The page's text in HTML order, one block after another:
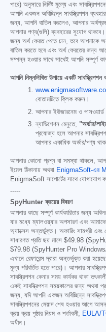
পারে) অনুসারে নির্দিষ্ট মূল্যে এবং
আপনি একজন অবিচ্ছিন্ন সাবস্ক্রিপশন
জন্য, আপনি বাতিল করলেও, আপনার
আপনার পণ্য(গুলি) ব্যবহারের সুযোগ থাকবে।
জন্য অর্থ ফেরত পেতে চান, তবে আপনাকে
বাতিল করতে হবে এবং অর্থ ফেরতের জন্য
সম্পন্ন হওয়ার সাথে সাথেই আপনি সম্পূর্ণ
আপনি নিম্নলিখিত উপায়ে একটি সাবস্ক্রিপশন
বোতামটিতে ক্লিক করুন।
আপনার ইউজারনেম ও
ন্যাভিগেশন মেনুতে, "অর্ডার/
প্রযোজ্য হলে আপনার
আপনার একাধিক অর্ডার/পণ্য
আপনার কোনো প্রশ্ন বা সমস্যা থাকলে,
ইমেল ঠিকানায় অথবা EnigmaSoft-এর
EnigmaSoft সাপোর্টের সাথে যোগাযোগ
-----
SpyHunter ক্রয়ের বিবরণ
আপনার কাছে সম্পূর্ণ কার্যকারিতার জন্য
যার মধ্যে ম্যালওয়্যার অপসারণ এবং
অ্যাক্সেস অন্তর্ভুক্ত। অফারিং সামগ্রী এবং
সাধারণত প্রতি ছয় মাসে $49.98
$79.98 (SpyHunter Pro
এখানে রেফারেন্স দ্বারা অন্তর্ভুক্ত করা
মূল্য পরিবর্তিত হতে পারে)। আপনার
সাবস্ক্রিপশন কেনার সময় কার্যকর থাকা
একই সাবস্ক্রিপশন সময়কালের জন্য অথবা
জন্য, যদি আপনি একজন অবিচ্ছিন্ন
সাবস্ক্রিপশনের মেয়াদ শেষ হওয়ার আগে
ক্রয় ক্রয় পৃষ্ঠার নিয়ম ও শর্তাবলী, EULA/
অধীন।